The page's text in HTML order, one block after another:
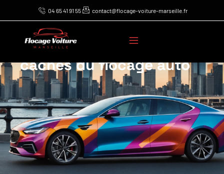
04 65 41 91 55 contact@flocage-voiture-marseille.fr
Décorez et protégez
votre voiture : les atouts
cachés du flocage auto